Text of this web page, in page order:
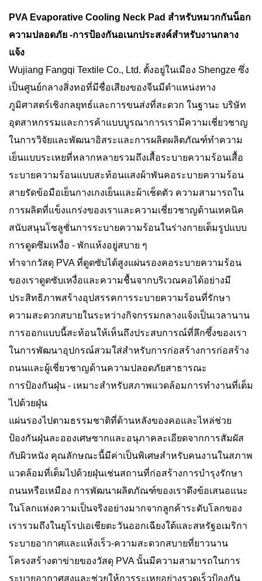
PVA Evaporative Cooling Neck Pad สำหรับหมวกกันน็อก
ความปลอดภัย -การป้องกันอเนกประสงค์สำหรับงานกลาง
แจ้ง
Wujiang Fangqi Textile Co., Ltd. ตั้งอยู่ในเมือง Shengze ซึ่ง
เป็นศูนย์กลางสิ่งทอที่มีชื่อเสียงของจีนมีตำแหน่งทาง
ภูมิศาสตร์เชิงกลยุทธ์และการขนส่งที่สะดวก ในฐานะ บริษัท
อุตสาหกรรมและการค้าแบบบูรณาการเรามีความเชี่ยวชาญ
ในการวิจัยและพัฒนาอิสระและการผลิตผลิตภัณฑ์ทำความ
เย็นแบบระเหยที่หลากหลายรวมถึงเสื้อระบายความร้อนเสื้อ
ระบายความร้อนแบบสะท้อนแสงผ้าพันคอระบายความร้อน
สายรัดข้อมือเย็นกางเกงเย็นและผ้าเช็ดตัว ความสามารถใน
การผลิตที่แข็งแกร่งของเราและความเชี่ยวชาญด้านเทคนิค
สนับสนุนโซลูชั่นการระบายความร้อนในร่างกายเต็มรูปแบบ
การดูดซึมเหงื่อ - พักแห้งอยู่สบาย ๆ
ทำจากวัสดุ PVA ที่ดูดซับได้สูงแผ่นรองคอระบายความร้อน
ของเราดูดซับเหงื่อและความชื้นจากบริเวณคอได้อย่างมี
ประสิทธิภาพสร้างอุปสรรคการระบายความร้อนที่รักษา
ความสะดวกสบายในระหว่างกิจกรรมกลางแจ้งเป็นเวลานาน
การออกแบบนี้สะท้อนให้เห็นถึงประสบการณ์ที่ลึกซึ้งของเรา
ในการพัฒนาอุปกรณ์สวมใส่สำหรับการก่อสร้างการก่อสร้าง
ถนนและผู้เชี่ยวชาญด้านความปลอดภัยสาธารณะ
การป้องกันฝุ่น - เหมาะสำหรับสภาพแวดล้อมการทำงานที่เต็ม
ไปด้วยฝุ่น
แผ่นรองไปตามธรรมชาติที่ด้านหลังของคอและไหล่ช่วย
ป้องกันฝุ่นละอองเศษซากและอนุภาคละเอียดจากการสัมผัส
กับผิวหนัง คุณลักษณะนี้มีค่าเป็นพิเศษสำหรับคนงานในสภาพ
แวดล้อมที่เต็มไปด้วยฝุ่นเช่นสถานที่ก่อสร้างการบำรุงรักษา
ถนนหรือเหมือง การพัฒนาผลิตภัณฑ์ของเราดึงข้อเสนอแนะ
ในโลกแห่งความเป็นจริงอย่างมากจากลูกค้าระดับโลกของ
เรารวมถึงในยุโรปเอเชียตะวันออกเฉียงใต้และสหรัฐอเมริกา
ระบายอากาศและแห้งเร็ว-ความสะดวกสบายที่ยาวนาน
โครงสร้างตาข่ายของวัสดุ PVA นั้นมีความสามารถในการ
ระบายอากาศสูงและช่วยให้การระเหยอย่างรวดเร็วป้องกัน